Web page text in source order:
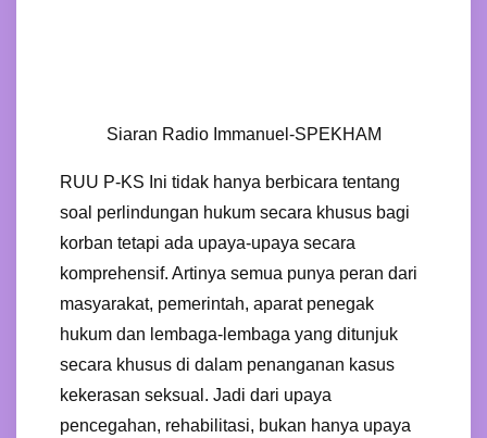
Siaran Radio Immanuel-SPEKHAM
RUU P-KS Ini tidak hanya berbicara tentang
soal perlindungan hukum secara khusus bagi
korban tetapi ada upaya-upaya secara
komprehensif. Artinya semua punya peran dari
masyarakat, pemerintah, aparat penegak
hukum dan lembaga-lembaga yang ditunjuk
secara khusus di dalam penanganan kasus
kekerasan seksual. Jadi dari upaya
pencegahan, rehabilitasi, bukan hanya upaya